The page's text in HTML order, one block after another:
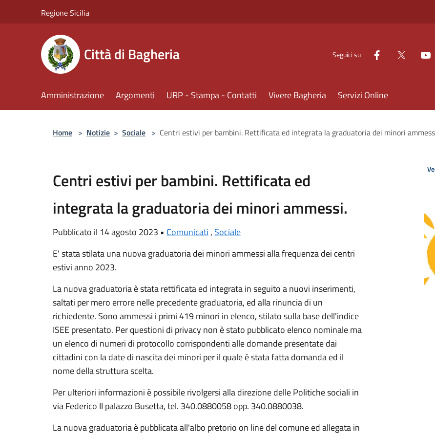
Regione Sicilia
Città di Bagheria Seguici su
Amministrazione Argomenti URP - Stampa - Contatti Vivere Bagheria Servizi Online
Home > Notizie > Sociale > Centri estivi per bambini. Rettificata ed integrata la graduatoria dei minori
Centri estivi per bambini. Rettificata ed
integrata la graduatoria dei minori ammessi.
Pubblicato il 14 agosto 2023 • Comunicati , Sociale
E' stata stilata una nuova graduatoria dei minori ammessi alla frequenza dei centri
estivi anno 2023.
La nuova graduatoria è stata rettificata ed integrata in seguito a nuovi inserimenti,
saltati per mero errore nelle precedente graduatoria, ed alla rinuncia di un
richiedente. Sono ammessi i primi 419 minori in elenco, stilato sulla base dell'indice
ISEE presentato. Per questioni di privacy non è stato pubblicato elenco nominale ma
un elenco di numeri di protocollo corrispondenti alle domande presentate dai
cittadini con la date di nascita dei minori per il quale è stata fatta domanda ed il
nome della struttura scelta.
Per ulteriori informazioni è possibile rivolgersi alla direzione delle Politiche sociali in
via Federico II palazzo Busetta, tel. 340.0880058 opp. 340.0880038.
La nuova graduatoria è pubblicata all'albo pretorio on line del comune ed allegata in